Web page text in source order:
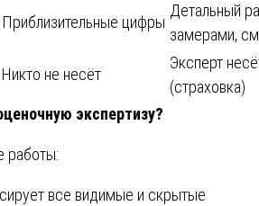
Приблизительные цифры
Детальный
замерами,
Никто не несёт
Эксперт
(страховка)
экспертизу?
работы:
все видимые и скрытые